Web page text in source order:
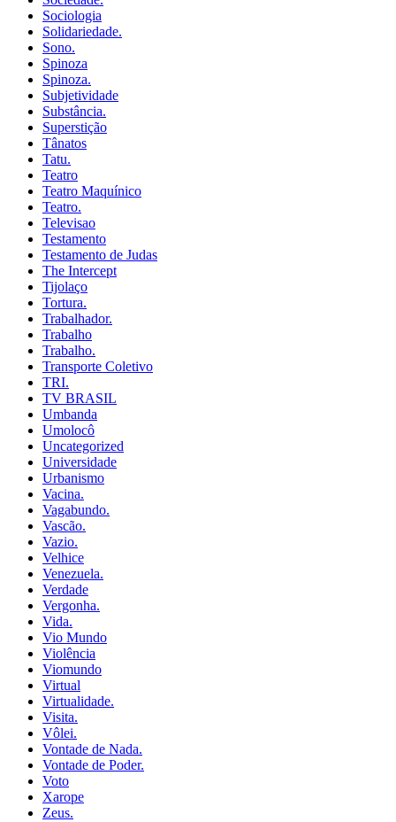
Sociologia
Solidariedade.
Sono.
Spinoza
Spinoza.
Subjetividade
Substância.
Superstição
Tânatos
Tatu.
Teatro
Teatro Maquínico
Teatro.
Televisao
Testamento
Testamento de Judas
The Intercept
Tijolaço
Tortura.
Trabalhador.
Trabalho
Trabalho.
Transporte Coletivo
TRI.
TV BRASIL
Umbanda
Umolocô
Uncategorized
Universidade
Urbanismo
Vacina.
Vagabundo.
Vascão.
Vazio.
Velhice
Venezuela.
Verdade
Vergonha.
Vida.
Vio Mundo
Violência
Viomundo
Virtual
Virtualidade.
Visita.
Vôlei.
Vontade de Nada.
Vontade de Poder.
Voto
Xarope
Zeus.